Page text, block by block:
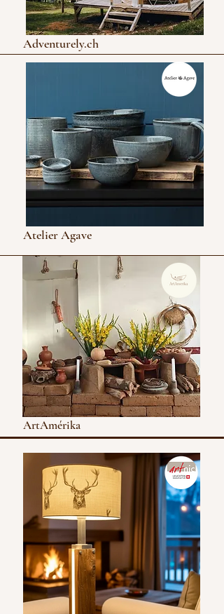
Adventurely.ch
Atelier Agave
ArtAmérika